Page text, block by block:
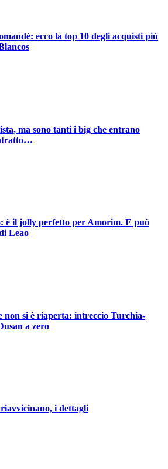
ecco la top 10 degli acquisti più
ma sono tanti i big che entrano
è il jolly perfetto per Amorim. E può
Leao
non si è riaperta: intreccio Turchia-
a zero
i dettagli